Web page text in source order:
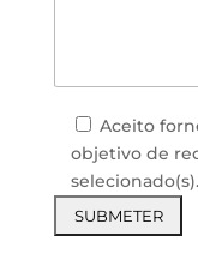
Aceito
objetivo de
selecionado(s).